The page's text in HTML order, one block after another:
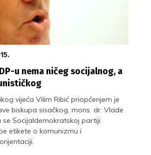
u nema ničeg socijalnog, a
vijeća Vilim Ribić priopćenjem je
biskupa sisačkog, mons. dr. Vlade
se Socijaldemokratskoj partiji
etikete o komunizmu i